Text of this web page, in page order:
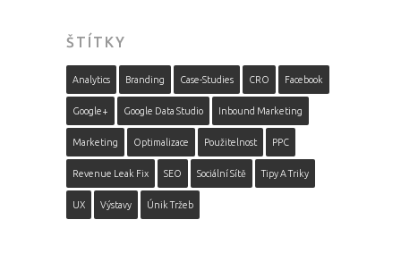
ŠTÍTKY
Analytics Branding Case-Studies CRO Facebook
Google+ Google Data Studio Inbound Marketing
Marketing Optimalizace Použitelnost PPC
Revenue Leak Fix SEO Sociální Sítě Tipy A Triky
UX Výstavy Únik Tržeb